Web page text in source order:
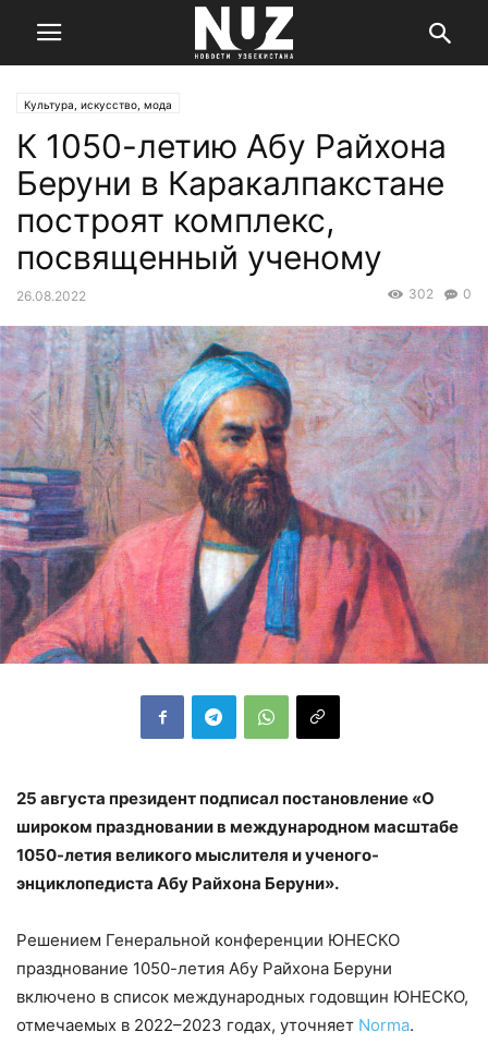
Культура, искусство, мода
К 1050-летию Абу Райхона
Беруни в Каракалпакстане
построят комплекс,
посвященный ученому
26.08.2022 0
302
25 августа президент подписал постановление «О
широком праздновании в международном масштабе
1050-летия великого мыслителя и ученого-
энциклопедиста Абу Райхона Беруни».
Решением Генеральной конференции ЮНЕСКО
празднование 1050-летия Абу Райхона Беруни
включено в список международных годовщин ЮНЕСКО,
отмечаемых в 2022–2023 годах, уточняет Norma.